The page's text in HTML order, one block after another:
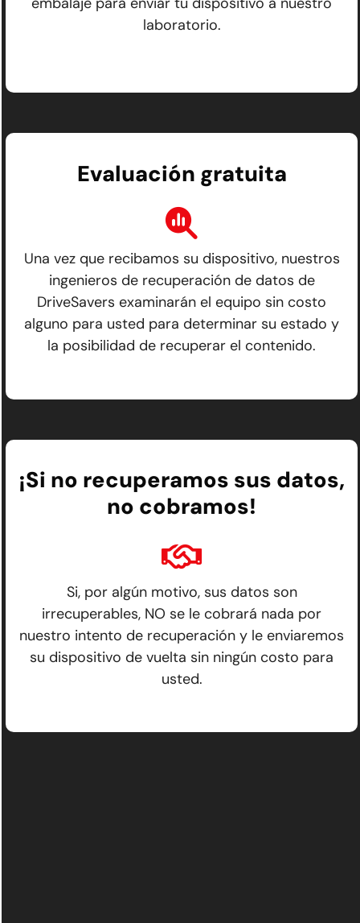
laboratorio.
Evaluación gratuita
Una vez que recibamos su dispositivo, nuestros
ingenieros de recuperación de datos de
DriveSavers examinarán el equipo sin costo
alguno para usted para determinar su estado y
la posibilidad de recuperar el contenido.
¡Si no recuperamos sus datos,
no cobramos!
Si, por algún motivo, sus datos son
irrecuperables, NO se le cobrará nada por
nuestro intento de recuperación y le enviaremos
su dispositivo de vuelta sin ningún costo para
usted.